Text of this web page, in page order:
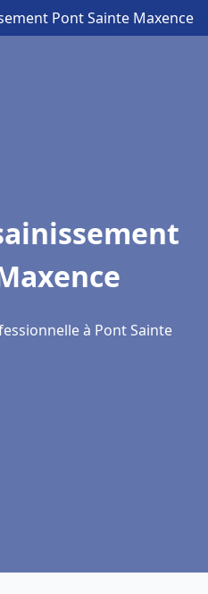
Pont Sainte Maxence
à Pont Sainte